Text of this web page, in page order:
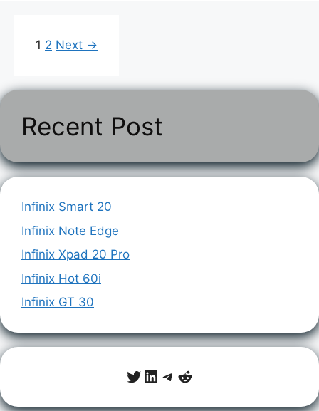
Page
1 Page
2 Next →
Recent Post
Infinix Smart 20
Infinix Note Edge
Infinix Xpad 20 Pro
Infinix Hot 60i
Infinix GT 30
Twitter
LinkedIn
Telegram
Reddit